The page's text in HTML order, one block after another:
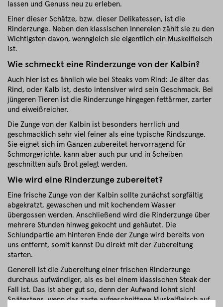
lassen und Genuss neu zu erleben.
Einer dieser Schätze, bzw. dieser Delikatessen, ist die
Rinderzunge. Neben den klassischen Innereien zählt sie zu den
Wichtigsten davon, wenngleich sie eigentlich ein Muskelfleisch
ist.
Wie schmeckt eine Rinderzunge von der Kalbin?
Auch hier ist es ähnlich wie bei Steaks vom Rind: Je älter das
Rind, oder Kalb ist, desto intensiver wird sein Geschmack. Bei
jüngeren Tieren ist die Rinderzunge hingegen fettärmer, zarter
und eiweißreicher.
Die Zunge von der Kalbin ist besonders herrlich und
geschmacklich sehr viel feiner als eine typische Rindszunge.
Sie eignet sich im Ganzen zubereitet hervorragend für
Schmorgerichte, kann aber auch pur und in Scheiben
geschnitten aufs Brot gelegt werden.
Wie wird eine Rinderzunge zubereitet?
Eine frische Zunge von der Kalbin sollte zunächst sorgfältig
abgekratzt, gewaschen und mit kochendem Wasser
übergossen werden. Anschließend wird die Rinderzunge über
mehrere Stunden hinweg gekocht und gehäutet. Die
Schlundpartie am hinteren Ende der Zunge wird bereits von
uns entfernt, somit kannst Du direkt mit der Zubereitung
starten.
Generell ist die Zubereitung einer frischen Rinderzunge
durchaus aufwändiger, als es bei einem klassischen Steak der
Fall ist. Das ist aber gut so, denn der Aufwand lohnt sich!
Spätestens, wenn das zarte aufgeschnittene Muskelfleisch auf